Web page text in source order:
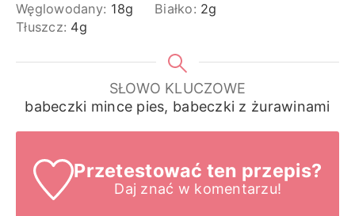
Węglowodany: 18g Białko: 2g
Tłuszcz: 4g
SŁOWO KLUCZOWE
babeczki mince pies, babeczki z żurawinami
Przetestować ten przepis?
Daj znać w komentarzu!